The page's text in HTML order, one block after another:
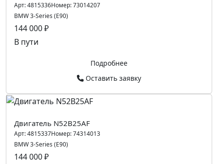
Арт:4815336Номер:73014207
BMW 3-Series (E90)
144 000 ₽
В пути
Подробнее
Оставить заявку
Двигатель N52B25AF
Арт:4815337Номер:74314013
BMW 3-Series (E90)
144 000 ₽